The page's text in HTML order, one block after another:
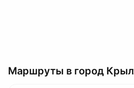
Маршруты в город